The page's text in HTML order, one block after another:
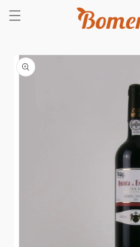
para o
conteúdo
informação